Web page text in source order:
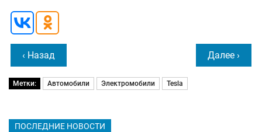
‹ Назад Далее ›
Метки: Автомобили Электромобили Tesla
ПОСЛЕДНИЕ НОВОСТИ